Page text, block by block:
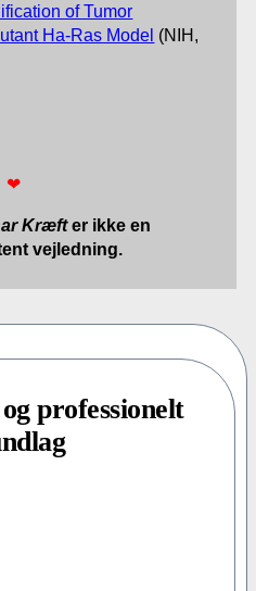
of Tumor
Ha-Ras Model (NIH,
❤
Kræfter ikke en
vejledning.
professionelt